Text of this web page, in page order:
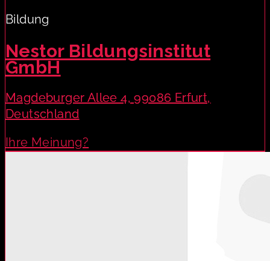
Bildung
Nestor Bildungsinstitut
GmbH
Magdeburger Allee 4, 99086 Erfurt,
Deutschland
Ihre Meinung?